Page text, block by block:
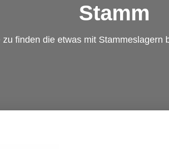
Stamm
finden die etwas mit Stammeslagern